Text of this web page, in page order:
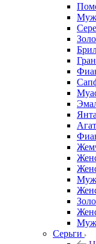
Агат
Серьги